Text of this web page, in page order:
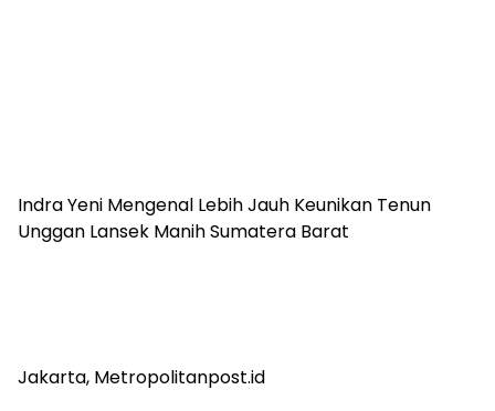
Indra Yeni Mengenal Lebih Jauh Keunikan Tenun
Unggan Lansek Manih Sumatera Barat
Jakarta, Metropolitanpost.id